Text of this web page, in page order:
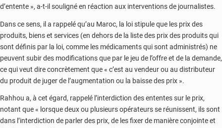
d’entente », a-t-il souligné en réaction aux interventions de journalistes.
Dans ce sens, il a rappelé qu’au Maroc, la loi stipule que les prix des
produits, biens et services (en dehors de la liste des prix des produits qui
sont définis par la loi, comme les médicaments qui sont administrés) ne
peuvent subir des modifications que par le jeu de l’offre et de la demande,
ce qui veut dire concrètement que « c’est au vendeur ou au distributeur
du produit de juger de l’augmentation ou la baisse des prix ».
Rahhou a, à cet égard, rappelé l’interdiction des ententes sur le prix,
notant que « lorsque deux ou plusieurs opérateurs se réunissent, ils sont
dans l’interdiction de parler des prix, de les fixer de manière conjointe et